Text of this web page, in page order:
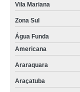
Vila Mariana
Zona Sul
Água Funda
Americana
Araraquara
Araçatuba